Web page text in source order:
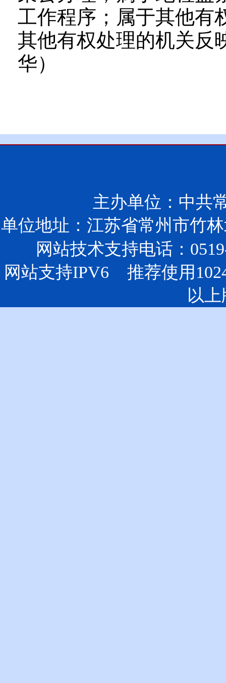
工作程序；属于其他有
其他有权处理的机关反
华）
主办单位：中共
单位地址：江苏省常州市竹
网站技术支持电话：
网站支持IPV6 推荐使用
以